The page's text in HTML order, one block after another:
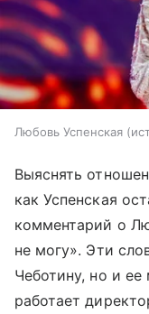
Любовь Успенская
Выяснять
как Успенская
комментарий о
не могу». Эти
Чеботину, но и
работает